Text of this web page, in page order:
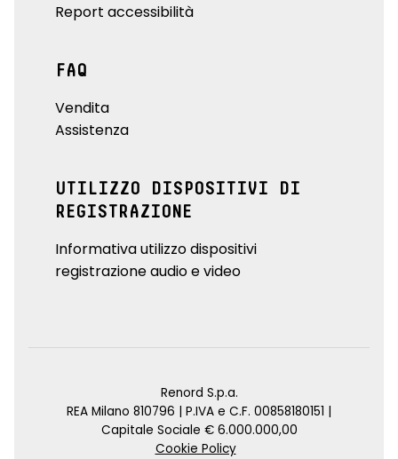
Report accessibilità
FAQ
Vendita
Assistenza
UTILIZZO DISPOSITIVI DI
REGISTRAZIONE
Informativa utilizzo dispositivi
registrazione audio e video
Renord S.p.a.
REA Milano 810796 | P.IVA e C.F. 00858180151 |
Capitale Sociale € 6.000.000,00
Cookie Policy